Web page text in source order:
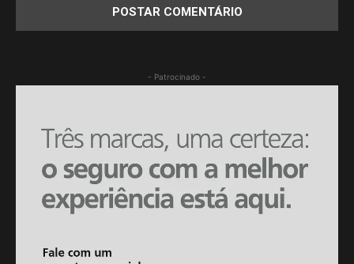
- Patrocinado -